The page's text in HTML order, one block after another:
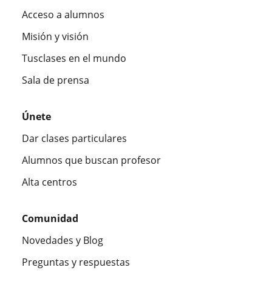
Acceso a alumnos
Misión y visión
Tusclases en el mundo
Sala de prensa
Únete
Dar clases particulares
Alumnos que buscan profesor
Alta centros
Comunidad
Novedades y Blog
Preguntas y respuestas